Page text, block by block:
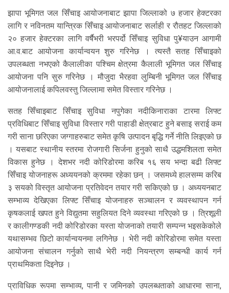
झापा भूमिगत जल सिँचाइ आयोजनाबाट झापा जिल्लाको ७ हजार हेक्टरका
लागि र नविनतम यान्त्रिक सिँचाइ आयोजनाबाट सर्लाही र रौतहट जिल्लाको
२० हजार हेक्टरका लागि वर्षैभरी भरपर्दो सिँचाइ सुविधा पु¥याउन आगामी
आ.व.बाट आयोजना कार्यान्वयन शुरु गरिनेछ । त्यस्तै सतह सिँचाइको
उपलब्धता नभएको कैलालीका पश्चिम क्षेत्रमा कैलाली भूमिगत जल सिँचाइ
आयोजना पनि सुरु गरिनेछ । मौजुदा भैरहवा लुम्बिनी भूमिगत जल सिँचाइ
आयोजनालाई कपिलवस्तु जिल्लामा समेत विस्तार गरिनेछ ।
सतह सिँचाइबाट सिँचाइ सुविधा नपुगेका नदीकिनाराका टारमा लिफ्ट
प्रविधिबाट सिँचाइ सुविधा विस्तार गरी पाहाडी क्षेत्रबाट हुने बसाइ सराई कम
गरी साना छरिएका जग्गाहरुबाट समेत कृषि उत्पादन बृद्धि गर्ने नीति लिइएको छ
। यसबाट स्थानीय स्तरमा रोजगारी सिर्जना हुनुको साथै उद्धमशिलता समेत
विकास हुनेछ । देशभर नदी कोरिडोरमा करिब १६ सय भन्दा बढी लिफ्ट
सिँचाइ योजनाहरू अध्ययनको क्रममा रहेका छन् । जसमध्ये हालसम्म करिब
३ सयको विस्तृत आयोजना प्रतिवेदन तयार गरी सकिएको छ । अध्ययनबाट
सम्भाव्य देखिएका लिफ्ट सिँचाइ योजनाहरु सञ्चालन र व्यवस्थापन गर्न
कृषकलाई खपत हुने विद्युतमा सहुलियत दिने व्यवस्था गरिएको छ । त्रिशूली
र कालीगण्डकी नदी कोरिडोरका यस्ता योजनाको तयारी सम्पन्न भइसकेकोले
यथासम्भव छिटो कार्यान्वयनमा लगिनेछ । भेरी नदी कोरिडोरमा समेत यस्ता
आयोजना संचालन गर्नुको साथै भेरी नदी नियन्त्रण सम्बन्धी कार्य गर्न
प्राथमिकता दिइनेछ ।
प्राविधिक रूपमा सम्भाव्य, पानी र जमिनको उपलब्धताको आधारमा साना,